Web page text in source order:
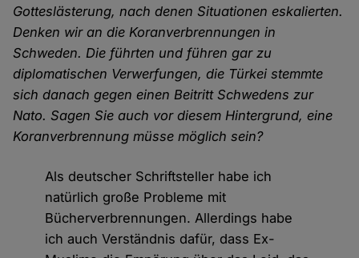
Gotteslästerung, nach denen Situationen eskalierten.
Denken wir an die Koranverbrennungen in
Schweden. Die führten und führen gar zu
diplomatischen Verwerfungen, die Türkei stemmte
sich danach gegen einen Beitritt Schwedens zur
Nato. Sagen Sie auch vor diesem Hintergrund, eine
Koranverbrennung müsse möglich sein?
Als deutscher Schriftsteller habe ich
natürlich große Probleme mit
Bücherverbrennungen. Allerdings habe
ich auch Verständnis dafür, dass Ex-